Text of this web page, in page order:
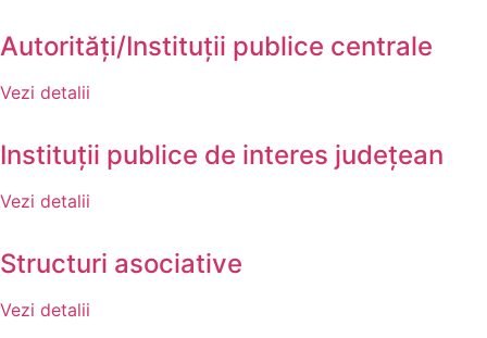
Autorități/Instituții publice centrale
Vezi detalii
Instituții publice de interes județean
Vezi detalii
Structuri asociative
Vezi detalii